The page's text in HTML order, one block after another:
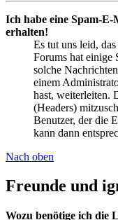
Ich habe eine Spam-
erhalten!
Es tut uns leid,
Forums hat einige
solche
einem
hast, weiterleiten.
(Headers)
Benutzer, der die
kann dann
Nach oben
Freunde und
Wozu benötige ich die